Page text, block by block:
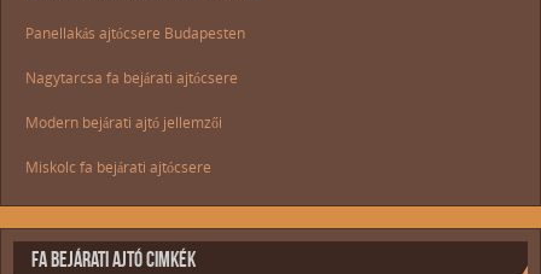
Panellakás ajtócsere Budapesten
Nagytarcsa fa bejárati ajtócsere
Modern bejárati ajtó jellemzői
Miskolc fa bejárati ajtócsere
FA BEJÁRATI AJTÓ CIMKÉK